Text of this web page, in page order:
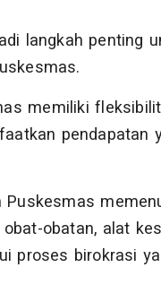
langkah penting
memiliki
pendapatan
Puskesmas
obatan, alat
proses birokrasi